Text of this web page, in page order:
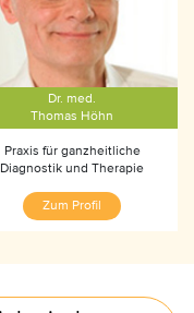
Dr. med.
Thomas Höhn
Praxis für ganzheitliche
Diagnostik und Therapie
Zum Profil